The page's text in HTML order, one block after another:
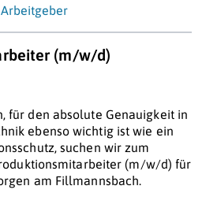
Arbeitgeber
(m/w/d)
für den absolute Genauigkeit in
ebenso wichtig ist wie ein
suchen wir zum
(m/w/d) für
am Fillmannsbach.